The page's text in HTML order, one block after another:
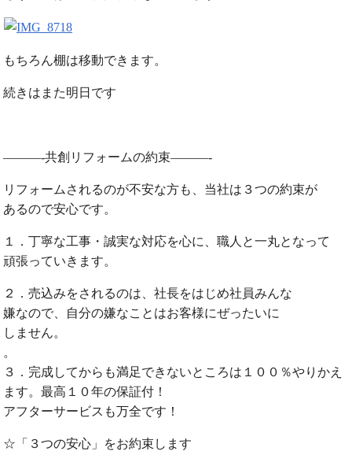
もちろん棚は移動できます。
続きはまた明日です
———-共創リフォームの約束———-
リフォームされるのが不安な方も、当社は３つの約束が
あるので安心です。
１．丁寧な工事・誠実な対応を心に、職人と一丸となって
頑張っていきます。
２．売込みをされるのは、社長をはじめ社員みんな
嫌なので、自分の嫌なことはお客様にぜったいに
しません。
。
３．完成してからも満足できないところは１００％やりかえ
ます。最高１０年の保証付！
アフターサービスも万全です！
☆「３つの安心」をお約束します